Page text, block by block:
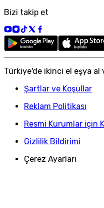
Bizi takip et
Türkiye'de ikinci el eşya
Şartlar ve Koşullar
Reklam Politikası
Resmi Kurumlar için
Gizlilik Bildirimi
Çerez Ayarları